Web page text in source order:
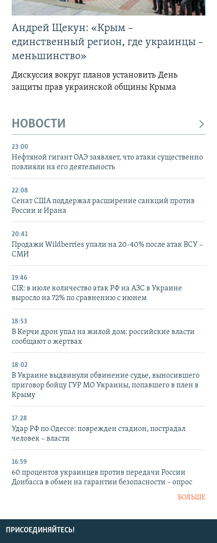
Андрей Щекун: «Крым –
единственный регион, где украинцы –
меньшинство»
Дискуссия вокруг планов установить День
защиты прав украинской общины Крыма
НОВОСТИ
23:00
Нефтяной гигант ОАЭ заявляет, что атаки существенно
повлияли на его деятельность
22:08
Сенат США поддержал расширение санкций против
России и Ирана
20:41
Продажи Wildberries упали на 20-40% после атак ВСУ –
СМИ
19:46
CIR: в июле количество атак РФ на АЗС в Украине
выросло на 72% по сравнению с июнем
18:53
В Керчи дрон упал на жилой дом: российские власти
сообщают о жертвах
18:02
В Украине выдвинули обвинение судье, выносившего
приговор бойцу ГУР МО Украины, попавшего в плен в
Крыму
17:28
Удар РФ по Одессе: поврежден стадион, пострадал
человек – власти
16:59
60 процентов украинцев против передачи России
Донбасса в обмен на гарантии безопасности – опрос
БОЛЬШЕ
ПРИСОЕДИНЯЙТЕСЬ!